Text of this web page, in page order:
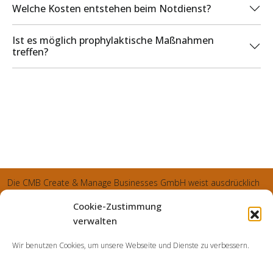
Cookie-Zustimmung
verwalten
Wir benutzen Cookies, um unsere Webseite und Dienste zu verbessern.
Welche Kosten entstehen beim Notdienst?
Ist es möglich prophylaktische Maßnahmen
treffen?
Die CMB Create & Manage Businesses GmbH weist ausdrücklich
und sämtliche generierte Aufträge an die SecuPart GmbH
weist nachdrücklich darauf hin, dass wir in manchen Ortschaften